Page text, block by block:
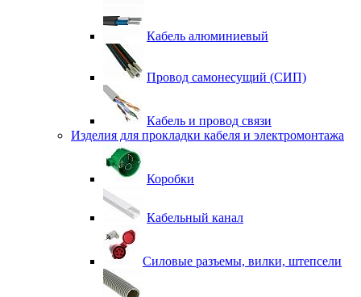
Кабель алюминиевый
Провод самонесущий (СИП)
Кабель и провод связи
Изделия для прокладки кабеля и электромонтажа
Коробки
Кабельный канал
Силовые разъемы, вилки, штепсели